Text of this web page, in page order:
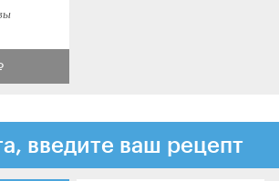
введите ваш рецепт